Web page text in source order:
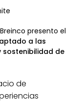
presento el
a las
sostenibilidad de
de